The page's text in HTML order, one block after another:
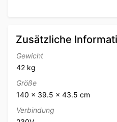
Zusätzliche
Gewicht
42 kg
Größe
140 × 39.5 × 43.5 cm
Verbindung